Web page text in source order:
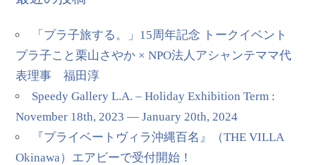
「プラ子旅する。」15周年記念 トークイベント
プラ子こと栗山さやか × NPO法人アシャンテママ代
表理事 福田淳
Speedy Gallery L.A. – Holiday Exhibition Term :
November 18th, 2023 — January 20th, 2024
『プライベートヴィラ沖縄百名』（THE VILLA
Okinawa）エアビーで受付開始！